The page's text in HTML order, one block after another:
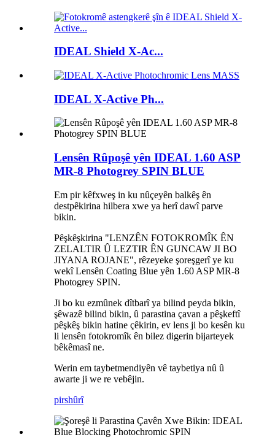
IDEAL Shield X-Ac...
IDEAL X-Active Ph...
Lensên Rûpoşê yên IDEAL 1.60 ASP
MR-8 Photogrey SPIN BLUE
Em pir kêfxweş in ku nûçeyên balkêş ên
destpêkirina hilbera xwe ya herî dawî parve
bikin.
Pêşkêşkirina "LENZÊN FOTOKROMÎK ÊN
ZELALTIR Û LEZTIR ÊN GUNCAW JI BO
JIYANA ROJANE", rêzeyeke şoreşgerî ye ku
wekî Lensên Coating Blue yên 1.60 ASP MR-8
Photogrey SPIN.
Ji bo ku ezmûnek dîtbarî ya bilind peyda bikin,
şêwazê bilind bikin, û parastina çavan a pêşkeftî
pêşkêş bikin hatine çêkirin, ev lens ji bo kesên ku
li lensên fotokromîk ên bilez digerin bijarteyek
bêkêmasî ne.
Werin em taybetmendiyên vê taybetiya nû û
awarte ji we re vebêjin.
pirshûrî